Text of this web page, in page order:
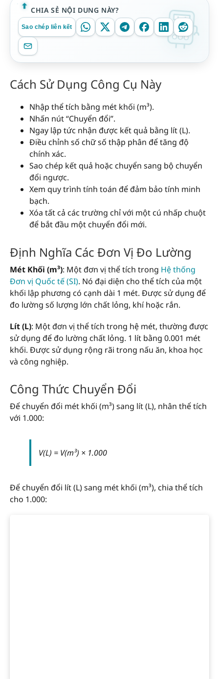
CHIA SẺ NỘI DUNG NÀY?
Sao chép liên kết
Cách Sử Dụng Công Cụ Này
Nhập thể tích bằng mét khối (m³).
Nhấn nút “Chuyển đổi”.
Ngay lập tức nhận được kết quả bằng lít (L).
Điều chỉnh số chữ số thập phân để tăng độ
chính xác.
Sao chép kết quả hoặc chuyển sang bộ chuyển
đổi ngược.
Xem quy trình tính toán để đảm bảo tính minh
bạch.
Xóa tất cả các trường chỉ với một cú nhấp chuột
để bắt đầu một chuyển đổi mới.
Định Nghĩa Các Đơn Vị Đo Lường
Mét Khối (m³): Một đơn vị thể tích trong Hệ thống
Đơn vị Quốc tế (SI). Nó đại diện cho thể tích của một
khối lập phương có cạnh dài 1 mét. Được sử dụng để
đo lường số lượng lớn chất lỏng, khí hoặc rắn.
Lít (L): Một đơn vị thể tích trong hệ mét, thường được
sử dụng để đo lường chất lỏng. 1 lít bằng 0.001 mét
khối. Được sử dụng rộng rãi trong nấu ăn, khoa học
và công nghiệp.
Công Thức Chuyển Đổi
Để chuyển đổi mét khối (m³) sang lít (L), nhân thể tích
với 1.000:
V(L) = V(m³) × 1.000
Để chuyển đổi lít (L) sang mét khối (m³), chia thể tích
cho 1.000: